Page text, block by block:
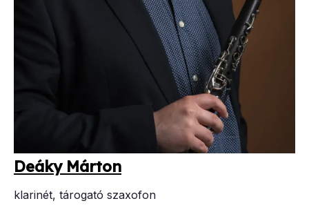
De­á­ky Már­ton
klarinét, tárogató szaxofon